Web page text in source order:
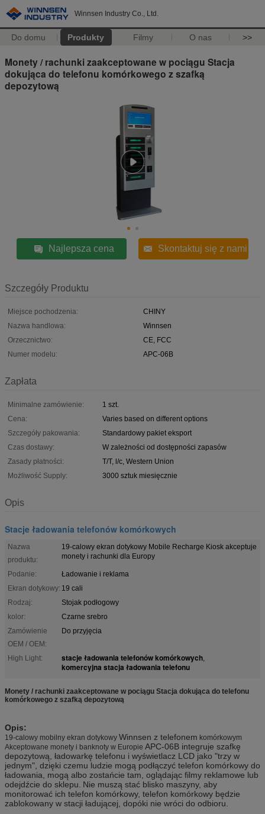
Winnsen Industry Co., Ltd.
Do domu Produkty Filmy O nas >>
Monety / rachunki zaakceptowane w pociągu Stacja
dokująca do telefonu komórkowego z szafką
depozytową
Najlepsza cena Skontaktuj się z nami
Szczegóły Produktu
Miejsce pochodzenia:
CHINY
Nazwa handlowa:
Winnsen
Orzecznictwo:
CE, FCC
Numer modelu:
APC-06B
Zapłata
Minimalne zamówienie:
1 szt.
Cena:
Varies based on different options
Szczegóły pakowania:
Standardowy pakiet eksport
Czas dostawy:
W zależności od dostępności zapasów
Zasady płatności:
T/T, l/c, Western Union
Możliwość Supply:
3000 sztuk miesięcznie
Opis
Stacje ładowania telefonów komórkowych
Nazwa
produktu:
19-calowy ekran dotykowy Mobile Recharge Kiosk akceptuje
monety i rachunki dla Europy
Podanie:
Ładowanie i reklama
Ekran dotykowy: 19 cali
Rodzaj:
Stojak podłogowy
kolor:
Czarne srebro
Zamówienie
OEM / OEM:
Do przyjęcia
High Light: stacje ładowania telefonów komórkowych,
komercyjna stacja ładowania telefonu
Monety / rachunki zaakceptowane w pociągu Stacja dokująca do telefonu
komórkowego z szafką depozytową
Opis:
19-calowy mobilny ekran dotykowy Winnsen z telefonem komórkowym
Akceptowane monety i banknoty w Europie APC-06B integruje szafkę
depozytową, ładowarkę telefonu i wyświetlacz LCD jako "trzy w
jednym", dzięki czemu ludzie mogą podłączyć telefon komórkowy do
ładowania, mogą albo zostańcie tam, oglądając filmy reklamowe lub
odejdźcie do sklepu. Nie muszą stać blisko maszyny, aby
monitorować ich telefon komórkowy, telefon komórkowy będzie
zablokowany w stacji ładującej, dopóki nie wróci do odbioru.